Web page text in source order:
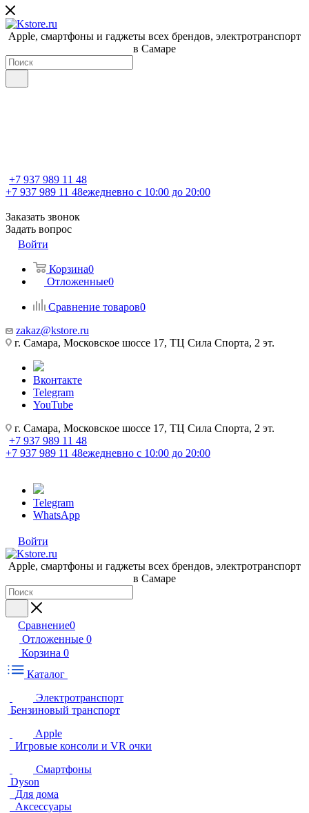
Apple, cмартфоны и гаджеты всех брендов, электротранспорт
в Самаре
+7 937 989 11 48
+7 937 989 11 48ежедневно с 10:00 до 20:00
Заказать звонок
Задать вопрос
Войти
Корзина0
Отложенные0
Сравнение товаров0
zakaz@kstore.ru
г. Самара, Московское шоссе 17, ТЦ Сила Спорта, 2 эт.
Вконтакте
Telegram
YouTube
г. Самара, Московское шоссе 17, ТЦ Сила Спорта, 2 эт.
+7 937 989 11 48
+7 937 989 11 48ежедневно с 10:00 до 20:00
Telegram
WhatsApp
Войти
Apple, cмартфоны и гаджеты всех брендов, электротранспорт
в Самаре
Сравнение0
Отложенные 0
Корзина 0
Каталог
Электротранспорт
Бензиновый транспорт
Apple
Игровые консоли и VR очки
Смартфоны
Dyson
Для дома
Аксессуары